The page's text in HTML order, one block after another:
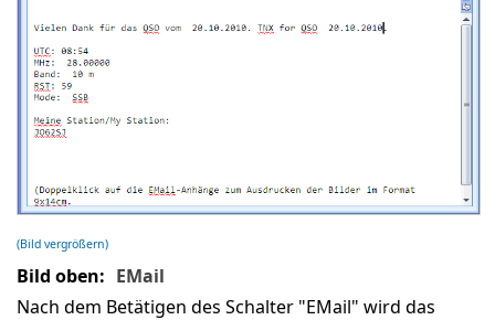
(Bild vergrößern)
Bild oben: EMail
Nach dem Betätigen des Schalter "EMail" wird das